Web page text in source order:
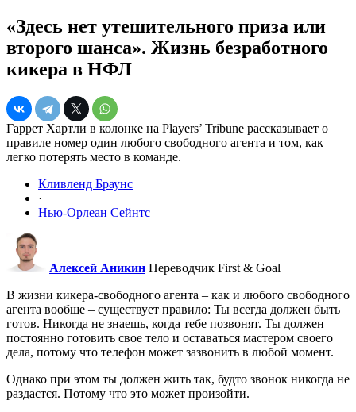
«Здесь нет утешительного приза или
второго шанса». Жизнь безработного
кикера в НФЛ
Гаррет Хартли в колонке на Players’ Tribune рассказывает о
правиле номер один любого свободного агента и том, как
легко потерять место в команде.
Кливленд Браунс
·
Нью-Орлеан Сейнтс
Алексей Аникин Переводчик First & Goal
В жизни кикера-свободного агента – как и любого свободного
агента вообще – существует правило: Ты всегда должен быть
готов. Никогда не знаешь, когда тебе позвонят. Ты должен
постоянно готовить свое тело и оставаться мастером своего
дела, потому что телефон может зазвонить в любой момент.
Однако при этом ты должен жить так, будто звонок никогда не
раздастся. Потому что это может произойти.